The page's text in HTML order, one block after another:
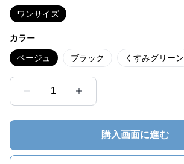
ワンサイズ
カラー
ベージュ ブラック くすみグリーン
1
購入画面に進む